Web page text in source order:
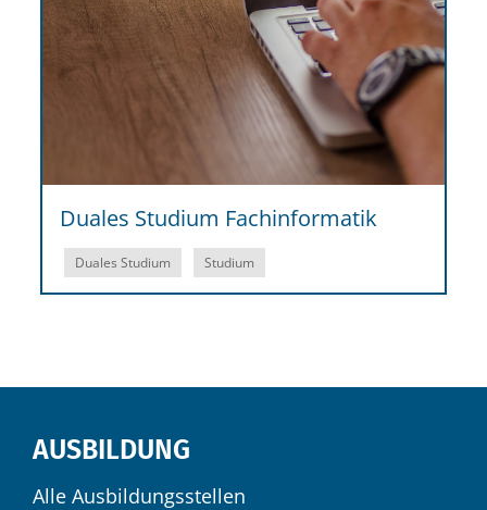
Duales Studium Fachinformatik
Duales Studium Studium
AUSBILDUNG
Alle Ausbildungsstellen